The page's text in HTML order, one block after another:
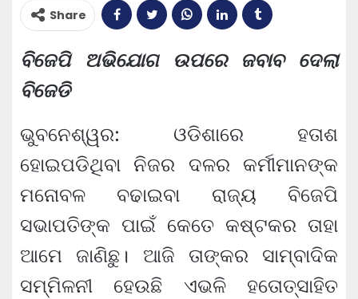
Share
ବିଜେପି ଅଭିଯୋଗ ଉପରେ ଜବାବ ଦେଲା
ବିଜେଡି
ଭୁବନେଶ୍ୱର: ଓଡିଶାରେ ହତାଶ
ହୋଇପଡିଥିବା ନିଜର ଦଳର କର୍ମୀମାନଙ୍କ
ମନୋବଳ ବଢାଇବା ରାଜ୍ୟ ବିଜେପି
ସଭାପତିଙ୍କ ପାଇଁ କେତେ କଷ୍ଟକର ତାହା
ଆମେ ଜାଣିଛୁ। ଆଜି ତାଙ୍କର ସାମ୍ବାଦିକ
ସମ୍ମିଳନୀ ହେଉଛି ଏଭଳି ହତୋତ୍ସାହିତ